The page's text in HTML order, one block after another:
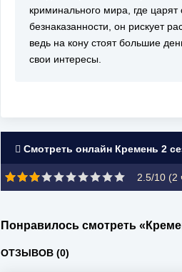
криминального мира, где
безнаказанности, он рискует
ведь на кону стоят большие
свои интересы.
Смотреть онлайн Кремень 2
2.5/10 (2
Понравилось смотреть
ОТЗЫВОВ (0)